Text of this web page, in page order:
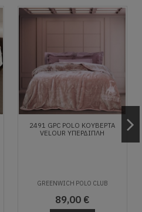
2491 GPC POLO ΚΟΥΒΕΡΤΑ
VELOUR ΥΠΕΡΔΙΠΛH
GREENWICH POLO CLUB
89,00 €